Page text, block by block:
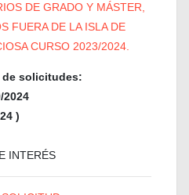
DE GRADO Y MÁSTER,
FUERA DE LA ISLA DE
CURSO 2023/2024.
de solicitudes:
)
INTERÉS